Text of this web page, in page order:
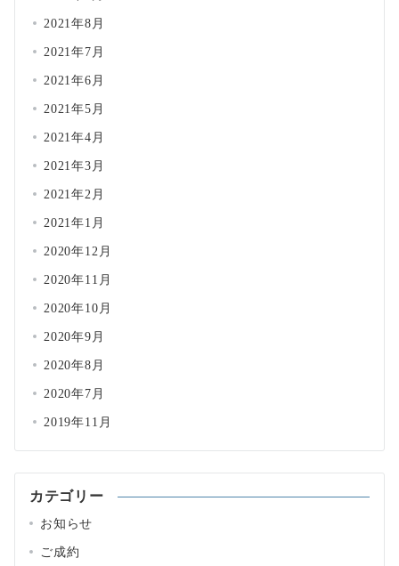
2021年8月
2021年7月
2021年6月
2021年5月
2021年4月
2021年3月
2021年2月
2021年1月
2020年12月
2020年11月
2020年10月
2020年9月
2020年8月
2020年7月
2019年11月
カテゴリー
お知らせ
ご成約